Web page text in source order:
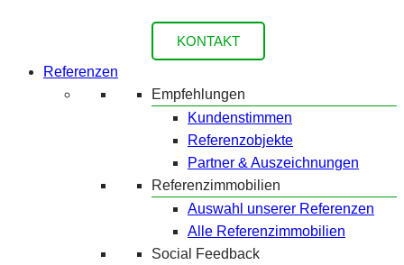
KONTAKT
Referenzen
Empfehlungen
Kundenstimmen
Referenzobjekte
Partner & Auszeichnungen
Referenzimmobilien
Auswahl unserer Referenzen
Alle Referenzimmobilien
Social Feedback